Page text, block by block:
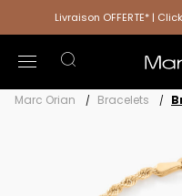
Livraison OFFERTE* |
Marc Orian Bracelets